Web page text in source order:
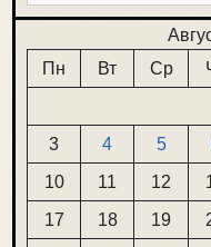
Пн
Вт Ср
3
4 5
10
11 12
17
18 19